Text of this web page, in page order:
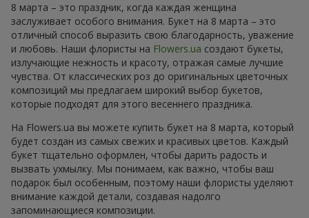
8 марта – это праздник, когда каждая женщина
заслуживает особого внимания. Букет на 8 марта – это
отличный способ выразить свою благодарность, уважение
и любовь. Наши флористы на Flowers.ua создают букеты,
излучающие нежность и красоту, отражая самые лучшие
чувства. От классических роз до оригинальных цветочных
композиций мы предлагаем широкий выбор букетов,
которые подходят для этого весеннего праздника.
На Flowers.ua вы можете купить букет на 8 марта, который
будет создан из самых свежих и красивых цветов. Каждый
букет тщательно оформлен, чтобы дарить радость и
вызвать ухмылку. Мы понимаем, как важно, чтобы ваш
подарок был особенным, поэтому наши флористы уделяют
внимание каждой детали, создавая надолго
запоминающиеся композиции.